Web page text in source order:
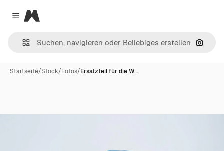
Close menu
Magnific
Nach
Startseite/Stock/Fotos/Ersatzteil für die W…